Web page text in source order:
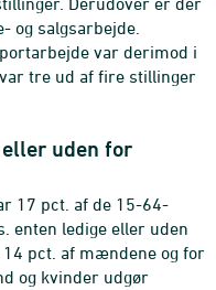
og salgsarbejde.
var derimod i
tre ud af fire stillinger
uden for
17 pct. af de 15-64-
enten ledige eller uden
pct. af mændene og for
og kvinder udgør